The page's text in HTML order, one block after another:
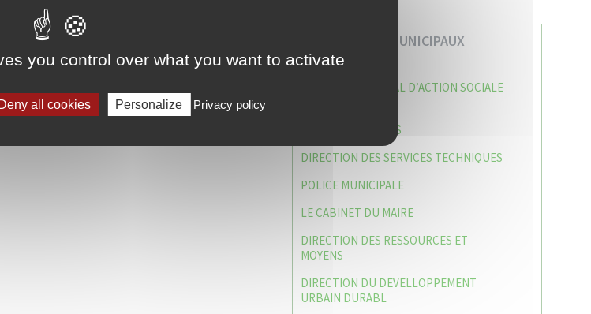
VOS SERVICES MUNICIPAUX
CENTRE COMMUNAL D’ACTION SOCIALE
CAISSE DES ÉCOLES
DIRECTION DES SERVICES TECHNIQUES
POLICE MUNICIPALE
LE CABINET DU MAIRE
DIRECTION DES RESSOURCES ET
MOYENS
DIRECTION DU DEVELLOPPEMENT
URBAIN DURABL
you control over what you want to activate
Deny all cookies Personalize Privacy policy